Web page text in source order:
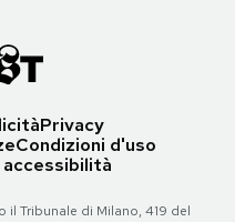
Privacy
Condizioni d'uso
accessibilità
il Tribunale di Milano, 419 del